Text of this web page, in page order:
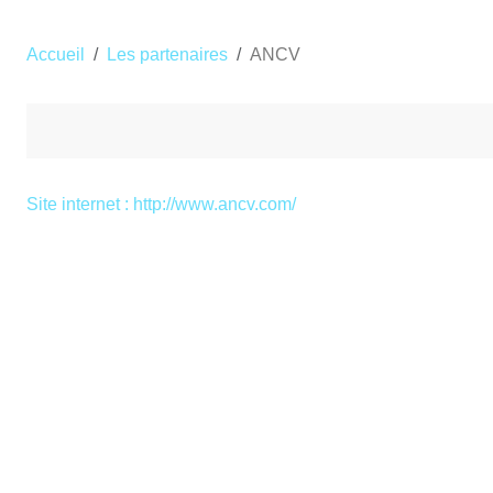
Accueil Les partenaires ANCV
Site internet : http://www.ancv.com/